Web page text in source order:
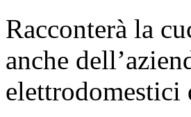
Racconterà la
anche